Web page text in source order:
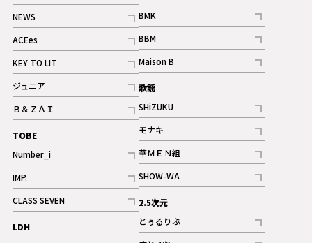
記事
NEWS
記事
ACEes
記事
KEY TO LIT
記事
ジュニア
記事
Ｂ＆ＺＡＩ
記事
TOBE
Number_i
記事
IMP.
記事
CLASS SEVEN
記事
LDH
記事
BMK
記事
BBM
記事
ギャラリー
Maison B
記事
歌謡
SHiZUKU
記事
モナキ
記事
華ＭＥＮ組
記事
SHOW-WA
記事
2.5次元
とぅるりぶ
記事